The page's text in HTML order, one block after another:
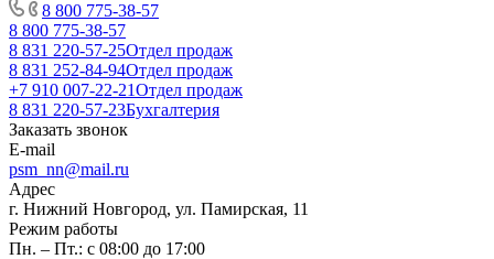
8 800 775-38-57
8 800 775-38-57
8 831 220-57-25Отдел продаж
8 831 252-84-94Отдел продаж
+7 910 007-22-21Отдел продаж
8 831 220-57-23Бухгалтерия
Заказать звонок
E-mail
psm_nn@mail.ru
Адрес
г. Нижний Новгород, ул. Памирская, 11
Режим работы
Пн. – Пт.: с 08:00 до 17:00